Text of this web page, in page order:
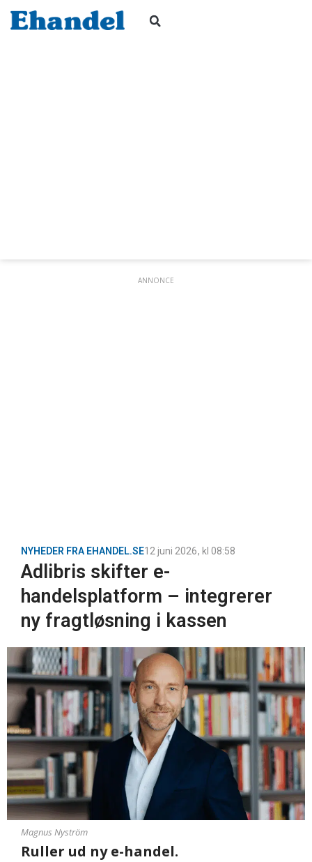
ANNONCE
NYHEDER FRA EHANDEL.SE12 juni 2026, kl 08:58
Adlibris skifter e-
handelsplatform – integrerer
ny fragtløsning i kassen
Magnus Nyström
Ruller ud ny e-handel.